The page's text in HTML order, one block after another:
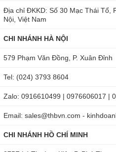
Địa chỉ ĐKKD: Số 30 Mạc Thái Tổ,
Nội, Việt Nam
CHI NHÁNH HÀ NỘI
579 Phạm Văn Đồng, P. Xuân Đỉnh
Tel: (024) 3793 8604
Zalo: 0916610499 | 0976606017 |
Email: sales@thbvn.com -
CHI NHÁNH HỒ CHÍ MINH